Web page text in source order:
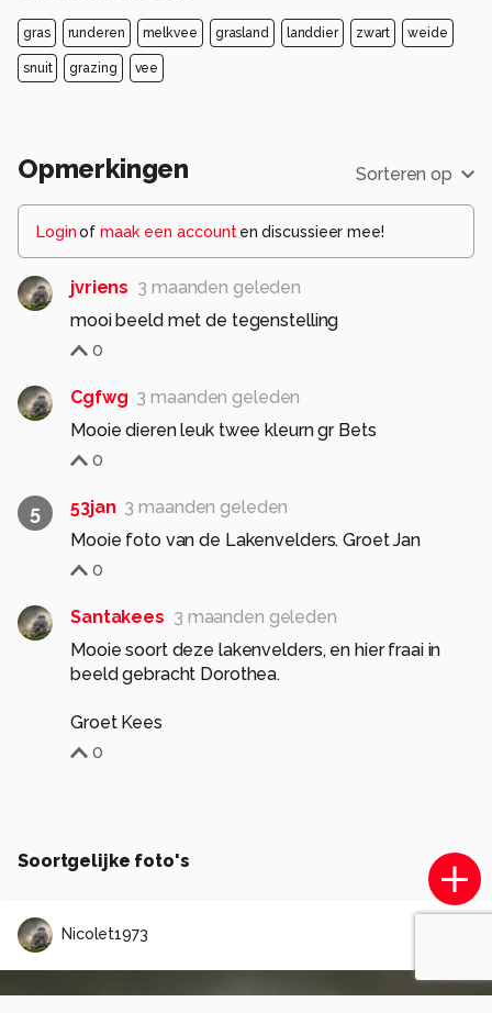
gras runderen melkvee grasland landdier zwart weide
snuit grazing vee
Opmerkingen Sorteren op
Loginof maak een account en discussieer mee!
jvriens 3 maanden geleden
mooi beeld met de tegenstelling
0
Cgfwg 3 maanden geleden
Mooie dieren leuk twee kleurn gr Bets
0
5 53jan 3 maanden geleden
Mooie foto van de Lakenvelders. Groet Jan
0
Santakees 3 maanden geleden
Mooie soort deze lakenvelders, en hier fraai in
beeld gebracht Dorothea.
Groet Kees
0
Soortgelijke foto's
Nicolet1973